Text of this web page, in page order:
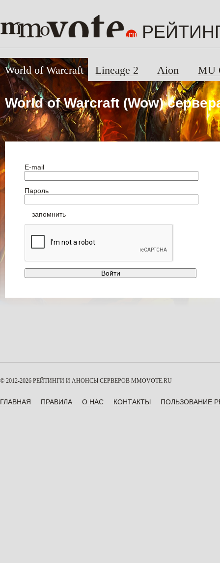
World of Warcraft (Wow)
World of Warcraft Lineage 2 Aion MU
E-mail
Пароль
запомнить
© 2012-2026 РЕЙТИНГИ И АНОНСЫ СЕРВЕРОВ MMOVOTE.RU
ГЛАВНАЯ ПРАВИЛА О НАС КОНТАКТЫ ПОЛЬЗОВАНИЕ